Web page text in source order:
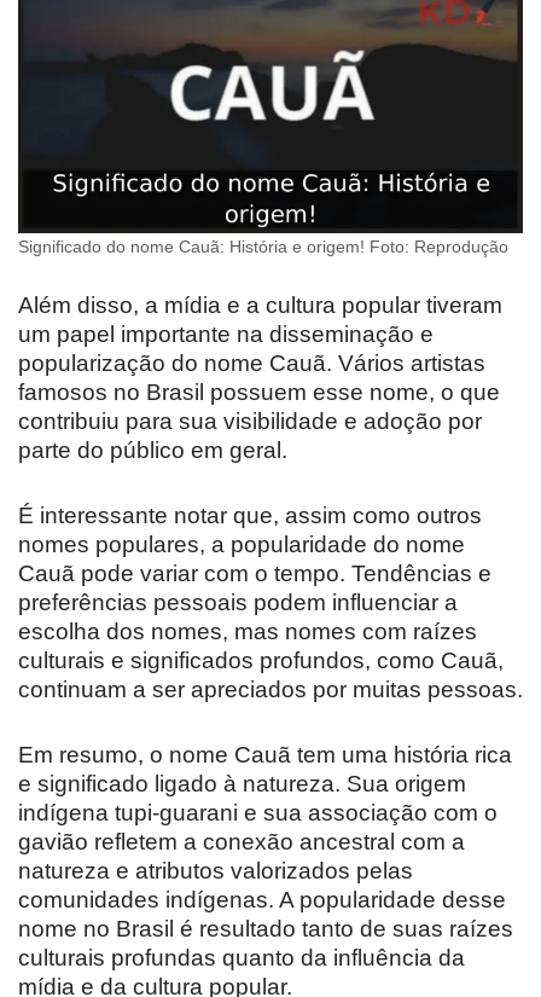
Significado do nome Cauã: História e origem! Foto: Reprodução
Além disso, a mídia e a cultura popular tiveram
um papel importante na disseminação e
popularização do nome Cauã. Vários artistas
famosos no Brasil possuem esse nome, o que
contribuiu para sua visibilidade e adoção por
parte do público em geral.
É interessante notar que, assim como outros
nomes populares, a popularidade do nome
Cauã pode variar com o tempo. Tendências e
preferências pessoais podem influenciar a
escolha dos nomes, mas nomes com raízes
culturais e significados profundos, como Cauã,
continuam a ser apreciados por muitas pessoas.
Em resumo, o nome Cauã tem uma história rica
e significado ligado à natureza. Sua origem
indígena tupi-guarani e sua associação com o
gavião refletem a conexão ancestral com a
natureza e atributos valorizados pelas
comunidades indígenas. A popularidade desse
nome no Brasil é resultado tanto de suas raízes
culturais profundas quanto da influência da
mídia e da cultura popular.